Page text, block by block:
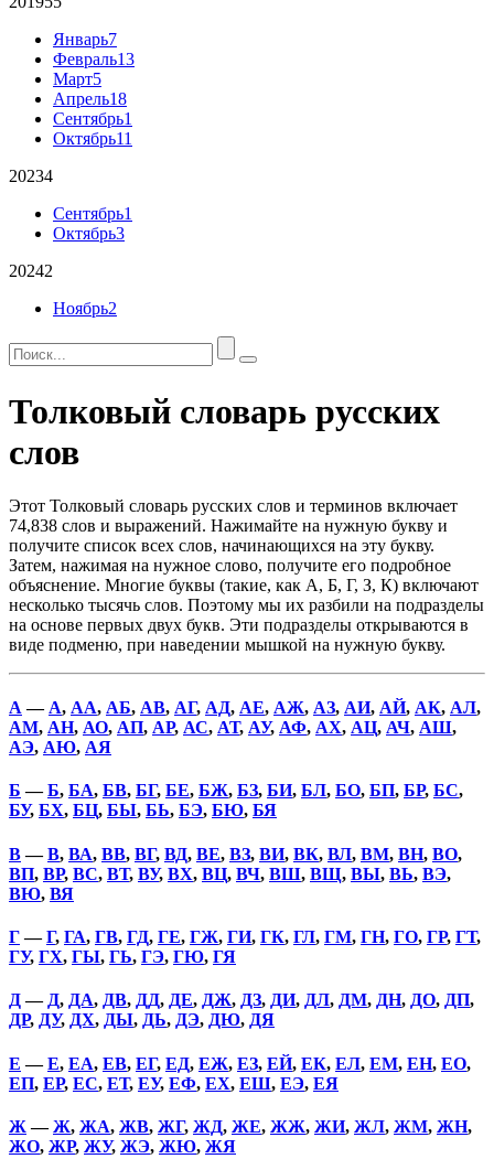
Январь7
Февраль13
Март5
Апрель18
Сентябрь1
Октябрь11
20234
Сентябрь1
Октябрь3
20242
Ноябрь2
Толковый словарь русских
слов
Этот Толковый словарь русских слов и терминов включает
74,838 слов и выражений. Нажимайте на нужную букву и
получите список всех слов, начинающихся на эту букву.
Затем, нажимая на нужное слово, получите его подробное
объяснение. Многие буквы (такие, как А, Б, Г, З, К) включают
несколько тысячь слов. Поэтому мы их разбили на подразделы
на основе первых двух букв. Эти подразделы открываются в
виде подменю, при наведении мышкой на нужную букву.
А — А, АА, АБ, АВ, АГ, АД, АЕ, АЖ, АЗ, АИ, АЙ, АК, АЛ,
АМ, АН, АО, АП, АР, АС, АТ, АУ, АФ, АХ, АЦ, АЧ, АШ,
АЭ, АЮ, АЯ
Б —Б, БА, БВ, БГ, БЕ, БЖ, БЗ, БИ, БЛ, БО, БП, БР, БС,
БУ, БХ, БЦ, БЫ, БЬ, БЭ, БЮ, БЯ
В—В, ВА, ВВ, ВГ, ВД, ВЕ, ВЗ, ВИ, ВК, ВЛ, ВМ, ВН, ВО,
ВП, ВР, ВС, ВТ, ВУ, ВХ, ВЦ, ВЧ, ВШ, ВЩ, ВЫ, ВЬ, ВЭ,
ВЮ, ВЯ
Г—Г, ГА, ГВ, ГД, ГЕ, ГЖ, ГИ, ГК, ГЛ, ГМ, ГН, ГО, ГР, ГТ,
ГУ, ГХ, ГЫ, ГЬ, ГЭ, ГЮ, ГЯ
Д— Д, ДА, ДВ, ДД, ДЕ, ДЖ, ДЗ, ДИ, ДЛ, ДМ, ДН, ДО, ДП,
ДР, ДУ, ДХ, ДЫ, ДЬ, ДЭ, ДЮ, ДЯ
Е —Е, ЕА, ЕВ, ЕГ, ЕД, ЕЖ, ЕЗ, ЕЙ, ЕК, ЕЛ, ЕМ, ЕН, ЕО,
ЕП, ЕР, ЕС, ЕТ, ЕУ, ЕФ, ЕХ, ЕШ, ЕЭ, ЕЯ
Ж —Ж, ЖА, ЖВ, ЖГ, ЖД, ЖЕ, ЖЖ, ЖИ, ЖЛ, ЖМ, ЖН,
ЖО, ЖР, ЖУ, ЖЭ, ЖЮ, ЖЯ